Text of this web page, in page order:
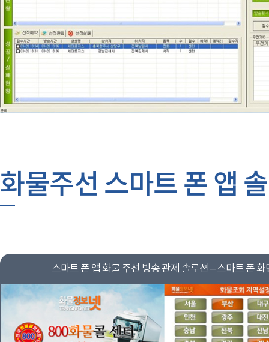
화물주선 스마트 폰 앱
스마트 폰 앱 화물 주선 방송 관제 솔루션 – 스마트 폰 화